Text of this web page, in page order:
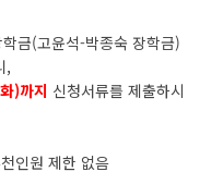
금(고윤석-박종숙 장학금)
,
)까지 신청서류를 제출하시
인원 제한 없음